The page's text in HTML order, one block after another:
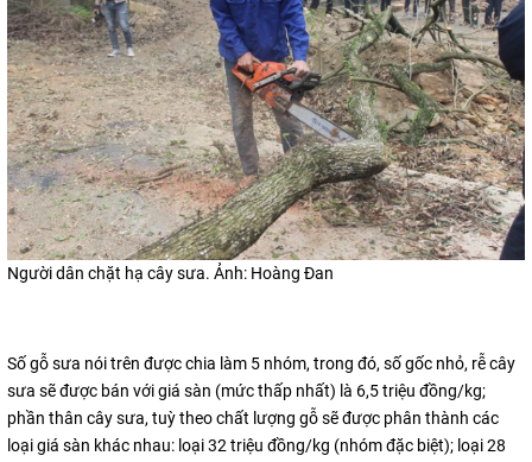
Người dân chặt hạ cây sưa. Ảnh: Hoàng Đan
Số gỗ sưa nói trên được chia làm 5 nhóm, trong đó, số gốc nhỏ, rễ cây
sưa sẽ được bán với giá sàn (mức thấp nhất) là 6,5 triệu đồng/kg;
phần thân cây sưa, tuỳ theo chất lượng gỗ sẽ được phân thành các
loại giá sàn khác nhau: loại 32 triệu đồng/kg (nhóm đặc biệt); loại 28